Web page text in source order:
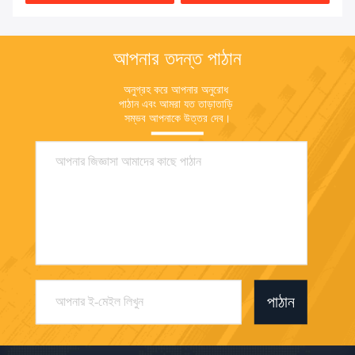
আপনার তদন্ত পাঠান
অনুগ্রহ করে আপনার অনুরোধ
পাঠান এবং আমরা যত তাড়াতাড়ি
সম্ভব আপনাকে উত্তর দেব।
পাঠান